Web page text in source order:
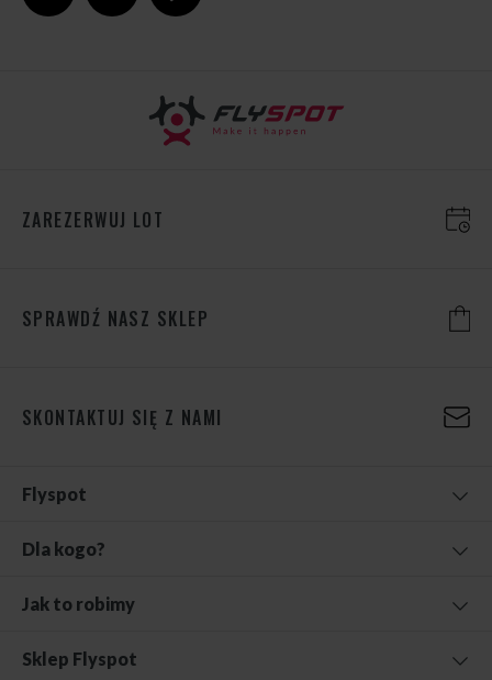
ZAREZERWUJ LOT
SPRAWDŹ NASZ SKLEP
SKONTAKTUJ SIĘ Z NAMI
Flyspot
Dla kogo?
Jak to robimy
Sklep Flyspot